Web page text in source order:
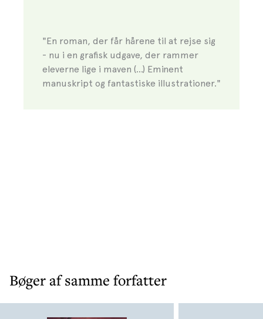
"En roman, der får hårene til at rejse sig
- nu i en grafisk udgave, der rammer
eleverne lige i maven (...) Eminent
manuskript og fantastiske illustrationer."
Bøger af samme forfatter